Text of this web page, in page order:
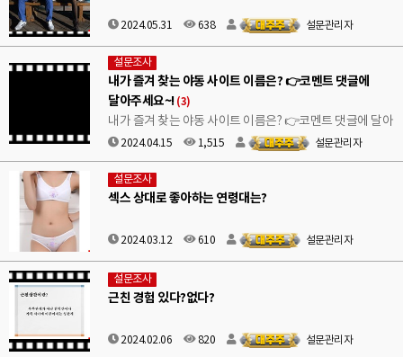
2024.05.31 638 설문관리자
설문조사
내가 즐겨 찾는 야동 사이트 이름은? 👉코멘트 댓글에
달아주세요~! (3)
내가 즐겨 찾는 야동 사이트 이름은? 👉코멘트 댓글에 달아
주세요~!
2024.04.15 1,515 설문관리자
설문조사
섹스 상대로 좋아하는 연령대는?
2024.03.12 610 설문관리자
설문조사
근친 경험 있다?없다?
2024.02.06 820 설문관리자